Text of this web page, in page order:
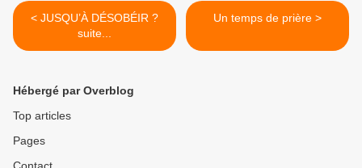
< JUSQU’À DÉSOBÉIR ?
suite...
Un temps de prière >
Hébergé par Overblog
Top articles
Pages